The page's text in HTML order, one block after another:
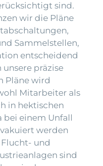
sind.
wir die Pläne
Sammelstellen,
entscheidend
präzise
Pläne wird
Mitarbeiter als
in hektischen
bei einem Unfall
werden
Flucht- und
sind